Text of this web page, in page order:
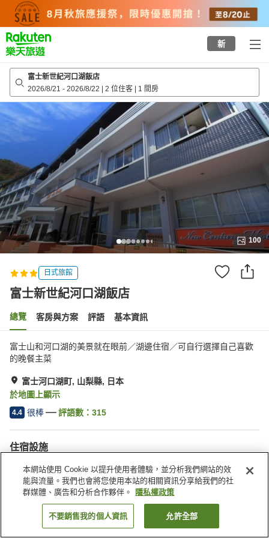
top
page
新
富士新世紀河口湖飯店
2026/8/21 - 2026/8/22 | 2 位住客 | 1 間房
100
日式旅館
富士新世紀河口湖飯店
總覽 客房與方案 評語 基本資訊
富士山和河口湖的美景就在眼前／湖邊住宿／可自行選擇自己喜歡
的晚餐主菜
富士河口湖町, 山梨縣, 日本
於地圖上顯示
4.4 很棒 評語數： 315
住宿設施
停車場
按摩浴缸
餐廳
休息室
找客房
本網站使用 Cookie 以提升使用者體驗，並分析我們網站的效
能與流量。我們也會將您使用本站的相關資訊分享給我們的社
群媒體、廣告和分析合作夥伴。
隱私權政策
不要銷售我的個人資訊 允許全部